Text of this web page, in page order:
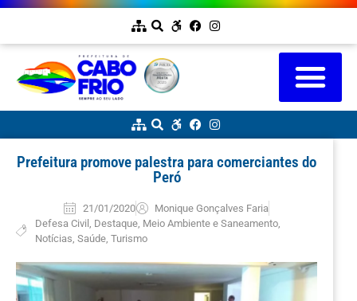
Prefeitura promove palestra para comerciantes do
Peró
21/01/2020
Monique Gonçalves Faria
Defesa Civil Destaque, Meio Ambiente e Saneamento,
Notícias Saúde, Turismo